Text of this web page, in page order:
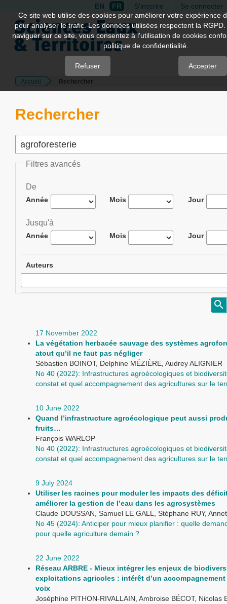
Quick
jump
page
Main
Content
EN FR S'inscrire Se connecter
Accueil Rechercher
Rechercher
Filtres avancés
De
Année Mois Jour
Jusqu'à
Année Mois Jour
Auteurs
17 November 2022
La végétation herbacée sauvage des systèmes
atout qu’il ne faut pas négliger
Sébastien BOINOT, Delphine MÉZIÈRE, Audrey ALIGNIER
No 40 (2022): Infrastructures agroécologiques et
constat et quel accompagnement des agricultures sur le
10 June 2022
Quand l’infrastructure agroécologique peut aussi
fruits…
François WARLOP
No 40 (2022): Infrastructures agroécologiques et
constat et quel accompagnement des agricultures sur le
9 July 2024
Utiliser les racines pour moduler les impacts des
améliorer la gestion de l’eau dans les agrosystèmes
Claude DOUSSAN, Samuel LE GALL, Stéphane RUY,
No 45 (2024): Anticiper pour mieux planifier : quelle
pour quelle agriculture demain ?
22 June 2022
Réseau ARBRE - Mieux intégrer les enjeux de
exploitations agricoles : intérêt d’un
voix
Joséphine PITHON-RIVALLAIN, Ambroise BÉCOT, Nicolas
Ce site web utilise des cookies pour améliorer votre expérience
pour analyser le trafic. Les données utilisées respectent la
naviguer sur ce site, vous consentez à l'utilisation de cookies
politique de confidentialité.
Refuser Accepter